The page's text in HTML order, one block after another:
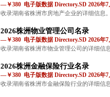
—￥380 电子版数据 Directory.SD 2026年7
收录湖南省株洲市房地产企业的详细信息
2026株洲物业管理公司名录
—￥380 电子版数据 Directory.SD 2026年7
收录湖南省株洲市物业管理公司的详细信
2026株洲金融保险行业名录
—￥380 电子版数据 Directory.SD 2026年7
收录湖南省株洲市金融保险行业的详细信